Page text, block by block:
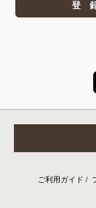
ご利用ガイド /